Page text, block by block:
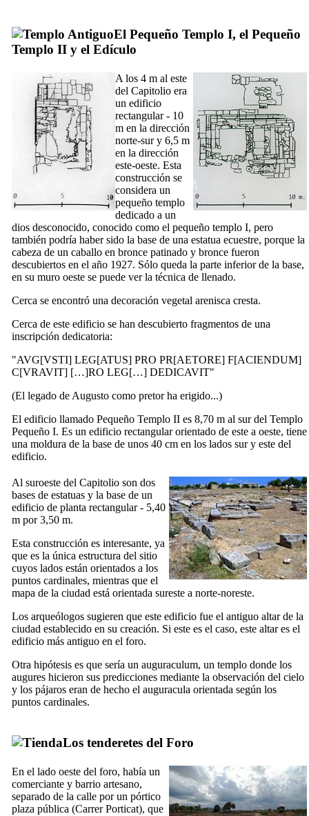
El Pequeño Templo I, el Pequeño
Templo II y el Edículo
A los 4 m al este
del Capitolio era
un edificio
rectangular - 10
m en la dirección
norte-sur y 6,5 m
en la dirección
este-oeste. Esta
construcción se
considera un
pequeño templo
dedicado a un
dios desconocido, conocido como el pequeño templo I, pero
también podría haber sido la base de una estatua ecuestre, porque la
cabeza de un caballo en bronce patinado y bronce fueron
descubiertos en el año 1927. Sólo queda la parte inferior de la base,
en su muro oeste se puede ver la técnica de llenado.
Cerca se encontró una decoración vegetal arenisca cresta.
Cerca de este edificio se han descubierto fragmentos de una
inscripción dedicatoria:
"AVG[VSTI] LEG[ATUS] PRO PR[AETORE] F[ACIENDUM]
C[VRAVIT] […]RO LEG[…] DEDICAVIT"
(El legado de Augusto como pretor ha erigido...)
El edificio llamado Pequeño Templo II es 8,70 m al sur del Templo
Pequeño I. Es un edificio rectangular orientado de este a oeste, tiene
una moldura de la base de unos 40 cm en los lados sur y este del
edificio.
Al suroeste del Capitolio son dos
bases de estatuas y la base de un
edificio de planta rectangular - 5,40
m por 3,50 m.
Esta construcción es interesante, ya
que es la única estructura del sitio
cuyos lados están orientados a los
puntos cardinales, mientras que el
mapa de la ciudad está orientada sureste a norte-noreste.
Los arqueólogos sugieren que este edificio fue el antiguo altar de la
ciudad establecido en su creación. Si este es el caso, este altar es el
edificio más antiguo en el foro.
Otra hipótesis es que sería un auguraculum, un templo donde los
augures hicieron sus predicciones mediante la observación del cielo
y los pájaros eran de hecho el auguracula orientada según los
puntos cardinales.
Los tenderetes del Foro
En el lado oeste del foro, había un
comerciante y barrio artesano,
separado de la calle por un pórtico
plaza pública (Carrer Porticat), que